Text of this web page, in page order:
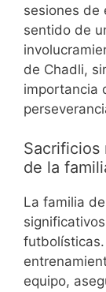
sesiones de
sentido de
de Chadli,
importancia
Sacrificios
de la
La familia
equipo,